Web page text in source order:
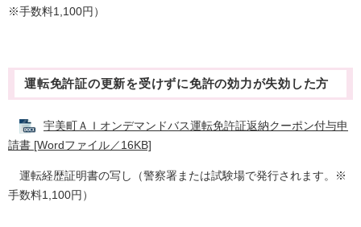
※手数料1,100円）
運転免許証の更新を受けずに免許の効力が失効した方
宇美町ＡＩオンデマンドバス運転免許証返納クーポン付与申
請書 [Wordファイル／16KB]
運転経歴証明書の写し（警察署または試験場で発行されます。※
手数料1,100円）